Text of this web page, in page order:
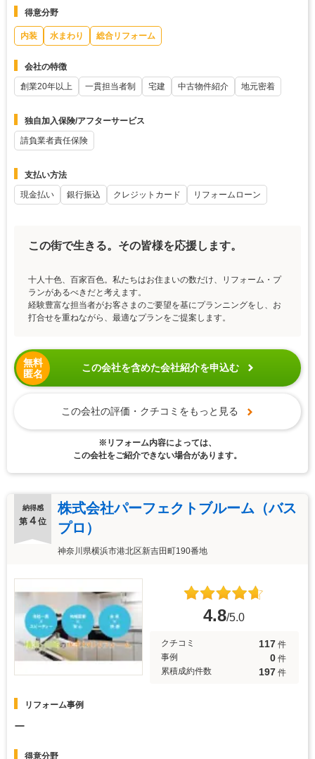
得意分野
内装 水まわり 総合リフォーム
会社の特徴
創業20年以上
一貫担当者制 宅建 中古物件紹介 地元密着
独自加入保険/アフターサービス
請負業者責任保険
支払い方法
現金払い
銀行振込 クレジットカード リフォームローン
この街で生きる。その皆様を応援します。
十人十色、百家百色。私たちはお住まいの数だけ、リフォーム・プ
ランがあるべきだと考えます。
経験豊富な担当者がお客さまのご要望を基にプランニングをし、お
打合せを重ねながら、最適なプランをご提案します。
無料
匿名
この会社を含めた会社紹介を申込む
この会社の評価・クチコミをもっと見る
※リフォーム内容によっては、
この会社をご紹介できない場合があります。
納得感
第 ４ 位
株式会社パーフェクトブルーム（バス
プロ）
神奈川県横浜市港北区新吉田町190番地
4.8/5.0
クチコミ 117 件
事例
0 件
累積成約件数
197 件
リフォーム事例
ー
得意分野